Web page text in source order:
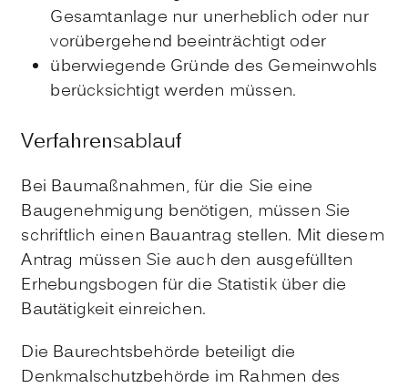
Gesamtanlage nur unerheblich oder nur
vorübergehend beeinträchtigt oder
überwiegende Gründe des Gemeinwohls
berücksichtigt werden müssen.
Verfahrensablauf
Bei Baumaßnahmen, für die Sie eine
Baugenehmigung benötigen, müssen Sie
schriftlich einen Bauantrag stellen. Mit diesem
Antrag müssen Sie auch den ausgefüllten
Erhebungsbogen für die Statistik über die
Bautätigkeit einreichen.
Die Baurechtsbehörde beteiligt die
Denkmalschutzbehörde im Rahmen des